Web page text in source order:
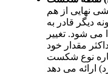
نهایی از هم
دیگر قادر به
می شود. تغییر
مقدار خود
نوع شکست
ارائه می